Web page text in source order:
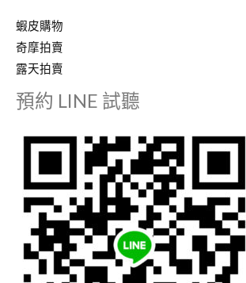
蝦皮購物
奇摩拍賣
露天拍賣
預約 LINE 試聽